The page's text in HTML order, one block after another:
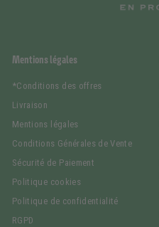
Mentions légales
*Conditions des offres
Livraison
Mentions légales
Conditions Générales de Vente
Sécurité de Paiement
Politique cookies
Politique de confidentialité
RGPD